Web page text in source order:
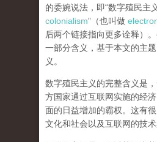
的委婉说法，即“数字殖民主
colonialism”（也叫做
后两个链接指向更多诠释）
一部分含义，基于本文的主
义。
数字殖民主义的完整含义是
方国家通过互联网实施的经
面的日益增加的霸权。这有很
文化和社会以及互联网的技术